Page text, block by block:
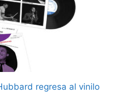
regresa al vinilo